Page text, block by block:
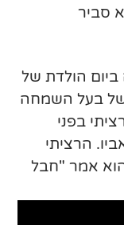
סביר
הולדת של
של בעל השמחה
בפני
הרציתי
אמר "חבל